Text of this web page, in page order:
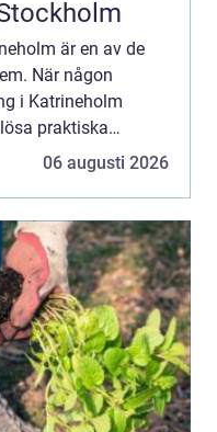
är en av de
När någon
i Katrineholm
praktiska
06 augusti 2026